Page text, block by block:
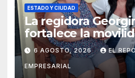
ESTADO Y CIUDAD
La regidora
fortalece la
adultos mayores
entrega de
ortopédicos
6 AGOSTO, 2026 EL
EMPRESARIAL